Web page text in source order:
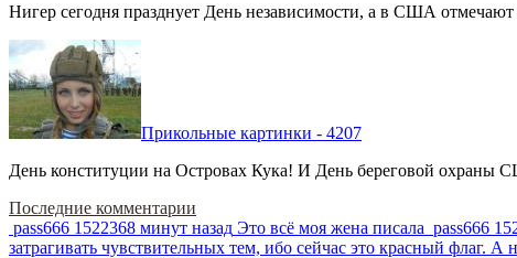
Нигер сегодня празднует День независимости, а в США
Прикольные картинки - 4207
День конституции на Островах Кука! И День береговой охраны
Последние комментарии
pass666 1522368 минут назад Это всё моя жена писала pass666
затрагивать чувствительных тем, ибо сейчас это красный